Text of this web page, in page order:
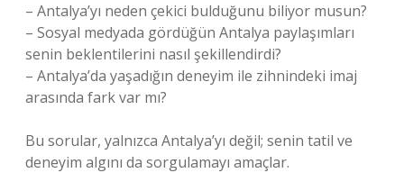
– Antalya’yı neden çekici bulduğunu biliyor musun?
– Sosyal medyada gördüğün Antalya paylaşımları
senin beklentilerini nasıl şekillendirdi?
– Antalya’da yaşadığın deneyim ile zihnindeki imaj
arasında fark var mı?
Bu sorular, yalnızca Antalya’yı değil; senin tatil ve
deneyim algını da sorgulamayı amaçlar.